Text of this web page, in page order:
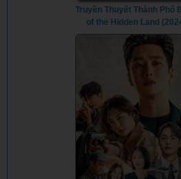
Truyền Thuyết Thành Phố
of the Hidden Land